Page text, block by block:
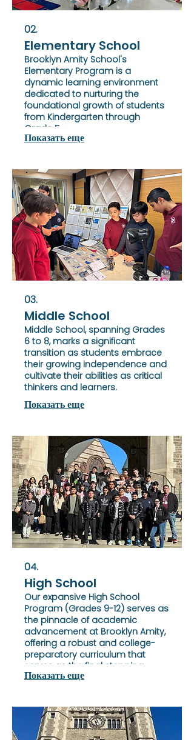
02.
Elementary School
Brooklyn Amity School's
Elementary Program is a
dynamic learning environment
dedicated to nurturing the
foundational growth of students
from Kindergarten through
Grade 5.
Показать еще
03.
Middle School
Middle School, spanning Grades
6 to 8, marks a significant
transition as students embrace
their growing independence and
cultivate their abilities as critical
thinkers and learners.
Показать еще
04.
High School
Our expansive High School
Program (Grades 9-12) serves as
the pinnacle of academic
advancement at Brooklyn Amity,
offering a robust and college-
preparatory curriculum that
serves as the final stepping
stone for students to refine their
Показать еще